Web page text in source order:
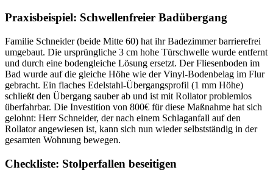
Praxisbeispiel: Schwellenfreier Badübergang
Familie Schneider (beide Mitte 60) hat ihr Badezimmer barrierefrei
umgebaut. Die ursprüngliche 3 cm hohe Türschwelle wurde entfernt
und durch eine bodengleiche Lösung ersetzt. Der Fliesenboden im
Bad wurde auf die gleiche Höhe wie der Vinyl-Bodenbelag im Flur
gebracht. Ein flaches Edelstahl-Übergangsprofil (1 mm Höhe)
schließt den Übergang sauber ab und ist mit Rollator problemlos
überfahrbar. Die Investition von 800€ für diese Maßnahme hat sich
gelohnt: Herr Schneider, der nach einem Schlaganfall auf den
Rollator angewiesen ist, kann sich nun wieder selbstständig in der
gesamten Wohnung bewegen.
Checkliste: Stolperfallen beseitigen